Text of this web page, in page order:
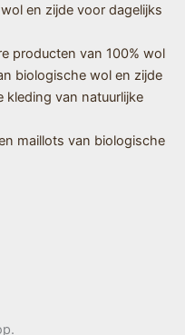
en zijde voor dagelijks
producten van 100% wol
biologische wol en zijde
kleding van natuurlijke
maillots van biologische